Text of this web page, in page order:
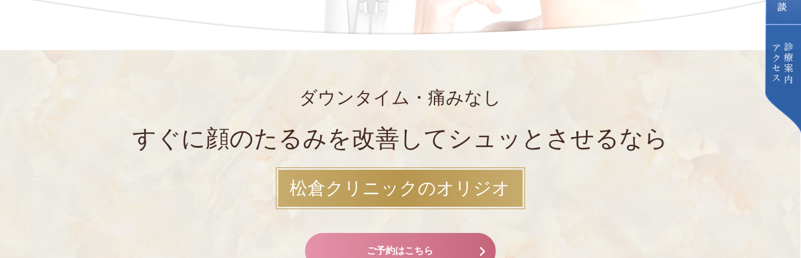
ダウンタイム・痛みなし
すぐに顔のたるみを改善して シュッとさせるなら
松倉クリニックのオリジオ
ご予約はこちら